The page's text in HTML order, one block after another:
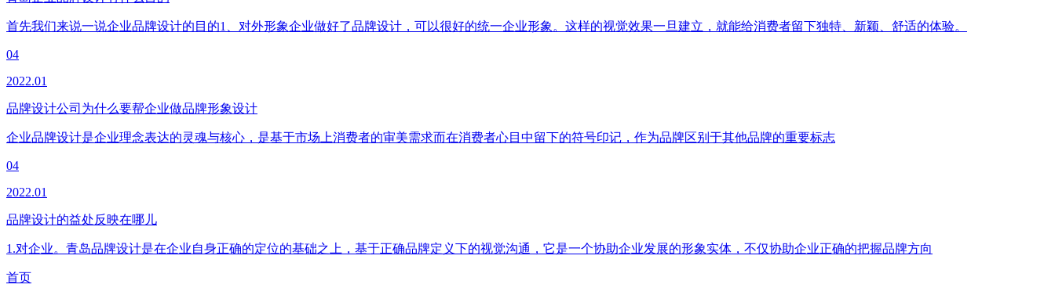
首先我们来说一说企业品牌设计的目的1、对外形象企业做好了品牌设计，可以很好的统一企业形象。这样的视觉效果一旦建立，就能给消费者留下独特、新颖、舒适的体验。
04
2022.01
品牌设计公司为什么要帮企业做品牌形象设计
企业品牌设计是企业理念表达的灵魂与核心，是基于市场上消费者的审美需求而在消费者心目中留下的符号印记，作为品牌区别于其他品牌的重要标志
04
2022.01
品牌设计的益处反映在哪儿
1.对企业。青岛品牌设计是在企业自身正确的定位的基础之上，基于正确品牌定义下的视觉沟通，它是一个协助企业发展的形象实体，不仅协助企业正确的把握品牌方向
首页